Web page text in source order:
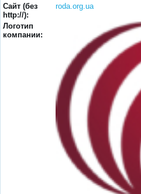
Сайт (без
http://):
roda.org.ua
Логотип
компании: